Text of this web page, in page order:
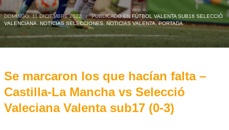
DOMINGO, 11 DICIEMBRE 2022 / PUBLICADO EN FÚTBOL VALENTA SUB16 SELECCIÓ
VALENCIANA
NOTICIAS SELECCIONES, NOTICIAS VALENTA,PORTADA
Se marcaron los que hacían falta –
Castilla-La Mancha vs Selecció
Valeciana Valenta sub17 (0-3)